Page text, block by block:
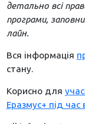
детально всі
програми,
лайн.
Вся інформація
стану.
Корисно для
Еразмус+ під час